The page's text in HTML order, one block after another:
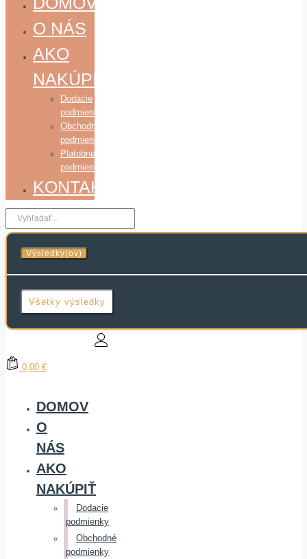
O NÁS
AKO
NAKÚPIŤ
Dodacie
podmienky
Obchodné
podmienky
Platobné
podmienky
KONTAKT
Search
...
Výsledky(ov)
Všetky výsledky
0,00 €
DOMOV
O
NÁS
AKO
NAKÚPIŤ
Dodacie
podmienky
Obchodné
podmienky